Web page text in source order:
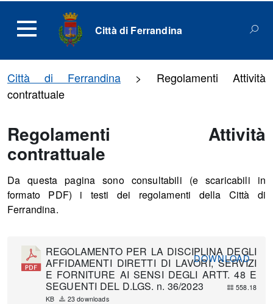
Città di Ferrandina
Città di Ferrandina > Regolamenti Attività
contrattuale
Regolamenti Attività
contrattuale
Da questa pagina sono consultabili (e scaricabili in
formato PDF) i testi dei regolamenti della Città di
Ferrandina.
DOWNLOAD
REGOLAMENTO PER LA DISCIPLINA DEGLI
AFFIDAMENTI DIRETTI DI LAVORI, SERVIZI
E FORNITURE AI SENSI DEGLI ARTT. 48 E
SEGUENTI DEL D.LGS. n. 36/2023
558.18
KB
23 downloads